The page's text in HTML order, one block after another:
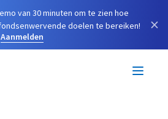
van 30 minuten om te zien hoe
doelen te bereiken!
Aanmelden
×